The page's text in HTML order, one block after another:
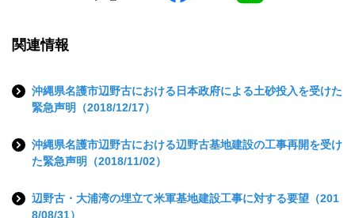
関連情報
沖縄県名護市辺野古における日本政府による土砂投入を受けた
緊急声明（2018/12/17）
沖縄県名護市辺野古における辺野古基地建設の工事再開を受け
た緊急声明（2018/11/02）
辺野古・大浦湾の埋立て米軍基地建設工事に対する要望（201
8/08/31）